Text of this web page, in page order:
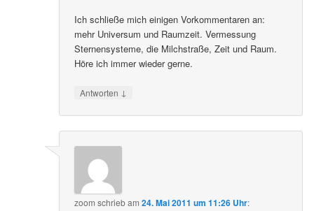
Ich schließe mich einigen Vorkommentaren an:
mehr Universum und Raumzeit. Vermessung
Sternensysteme, die Milchstraße, Zeit und Raum.
Höre ich immer wieder gerne.
Antworten ↓
zoom schriebam24. Mai 2011 um 11:26 Uhr: